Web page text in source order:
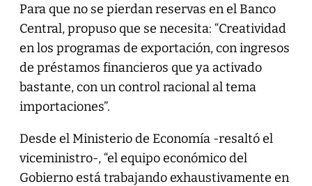
Para que no se pierdan reservas en el Banco
Central, propuso que se necesita: “Creatividad
en los programas de exportación, con ingresos
de préstamos financieros que ya activado
bastante, con un control racional al tema
importaciones”.
Desde el Ministerio de Economía -resaltó el
viceministro-, “el equipo económico del
Gobierno está trabajando exhaustivamente en